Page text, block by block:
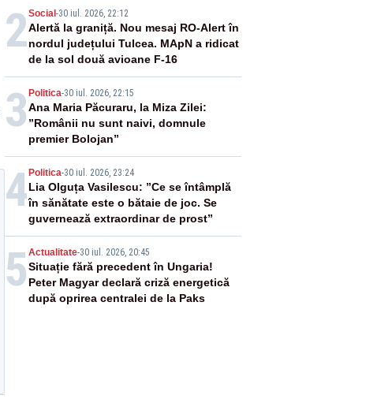
2Social-30 iul. 2026, 22:12
Alertă la graniță. Nou mesaj RO-Alert în
nordul județului Tulcea. MApN a ridicat
de la sol două avioane F-16
3 Politica-30 iul. 2026, 22:15
Ana Maria Păcuraru, la Miza Zilei:
”Românii nu sunt naivi, domnule
premier Bolojan”
4Politica-30 iul. 2026, 23:24
Lia Olguța Vasilescu: ”Ce se întâmplă
în sănătate este o bătaie de joc. Se
guvernează extraordinar de prost”
5 Actualitate-30 iul. 2026, 20:45
Situație fără precedent în Ungaria!
Peter Magyar declară criză energetică
după oprirea centralei de la Paks